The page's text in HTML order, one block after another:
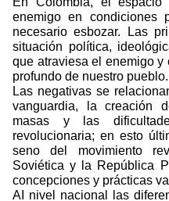
enemigo en condiciones
necesario esbozar. Las
situación política,
que atraviesa el enemigo y
profundo de nuestro pueblo.
Las negativas se
vanguardia, la creación
masas y las
revolucionaria; en esto
seno del movimiento
Soviética y la República
concepciones y prácticas
AI nivel nacional las